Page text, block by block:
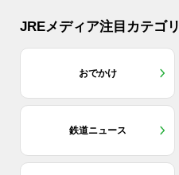
JREメディア注目カテゴリ
おでかけ
鉄道ニュース